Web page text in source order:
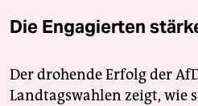
Die Engagierten
Der drohende Erfolg der
Landtagswahlen zeigt, wie